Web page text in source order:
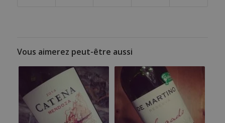
Vous aimerez peut-être aussi